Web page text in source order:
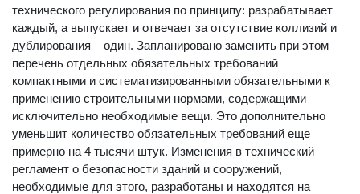
строительства в мае 2016 года, создание "одноканального"
технического регулирования по принципу: разрабатывает
каждый, а выпускает и отвечает за отсутствие коллизий и
дублирования – один. Запланировано заменить при этом
перечень отдельных обязательных требований
компактными и систематизированными обязательными к
применению строительными нормами, содержащими
исключительно необходимые вещи. Это дополнительно
уменьшит количество обязательных требований еще
примерно на 4 тысячи штук. Изменения в технический
регламент о безопасности зданий и сооружений,